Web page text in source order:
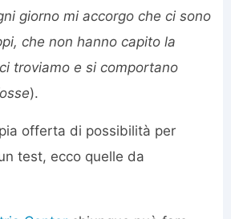
giorno mi accorgo che ci sono
che non hanno capito la
troviamo e si comportano
).
offerta di possibilità per
test, ecco quelle da